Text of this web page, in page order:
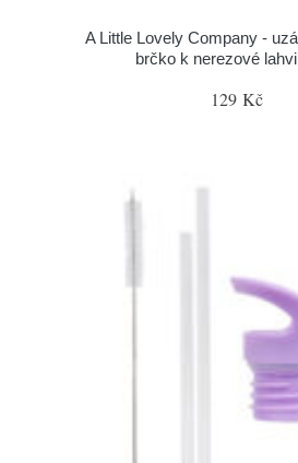
A Little Lovely Company -
brčko k nerezové
129 Kč